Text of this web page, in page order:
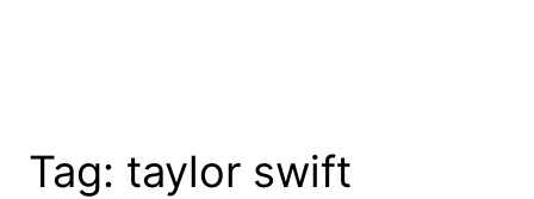
Tag: taylor swift